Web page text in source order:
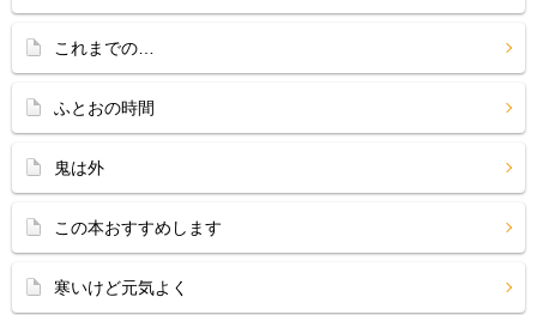
これまでの…
ふとおの時間
鬼は外
この本おすすめします
寒いけど元気よく